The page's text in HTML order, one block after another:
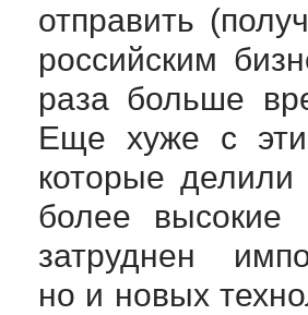
отправить
российским
раза больше
Еще хуже с
которые делили
более высокие
затруднен
но и новых